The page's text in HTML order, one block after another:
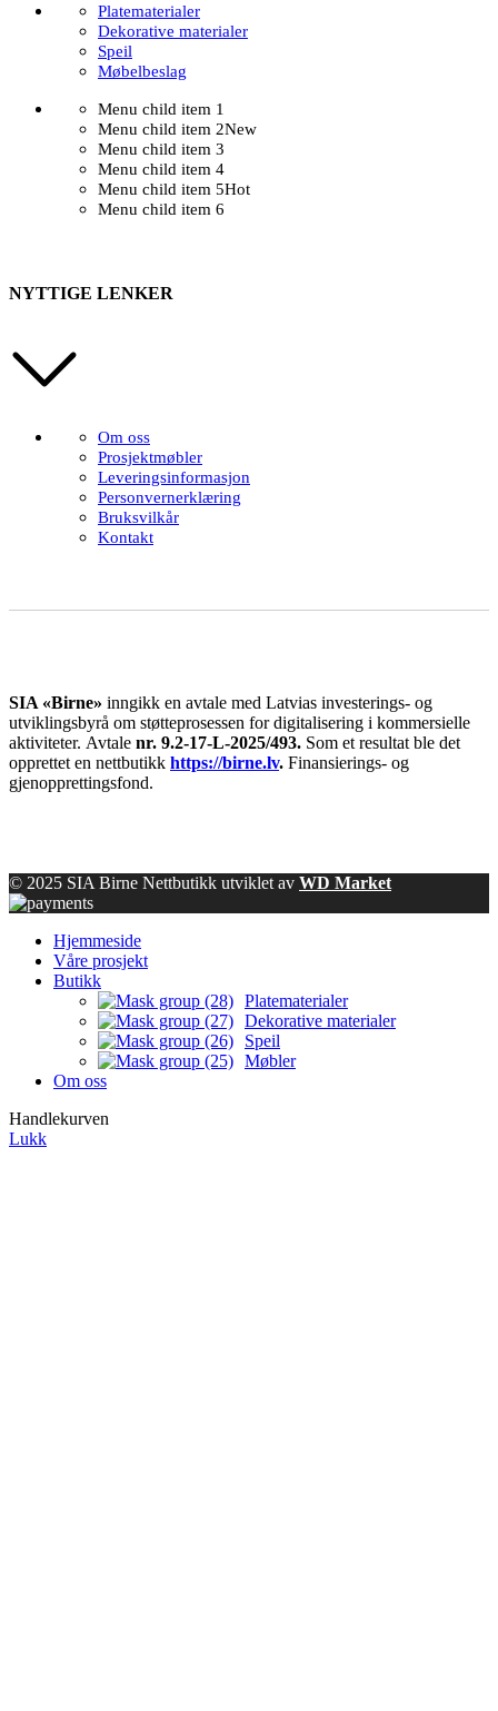
Platematerialer
Dekorative materialer
Speil
Møbelbeslag
Menu child item 1
Menu child item 2New
Menu child item 3
Menu child item 4
Menu child item 5Hot
Menu child item 6
NYTTIGE LENKER
Om oss
Prosjektmøbler
Leveringsinformasjon
Personvernerklæring
Bruksvilkår
Kontakt
SIA «Birne» inngikk en avtale med Latvias investerings- og
utviklingsbyrå om støtteprosessen for digitalisering i kommersielle
aktiviteter. Avtale nr. 9.2-17-L-2025/493. Som et resultat ble det
opprettet en nettbutikk https://birne.lv. Finansierings- og
gjenopprettingsfond.
© 2025 SIA Birne Nettbutikk utviklet av WD Market
Hjemmeside
Våre prosjekt
Butikk
Platematerialer
Dekorative materialer
Speil
Møbler
Om oss
Handlekurven
Lukk